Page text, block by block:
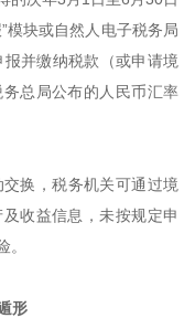
模块或自然人电子税务局
并缴纳税款（或申请境
总局公布的人民币汇率
换，税务机关可通过境
收益信息，未按规定申
形